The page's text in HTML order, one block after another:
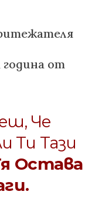
година от
Че
Ти Тази
Остава